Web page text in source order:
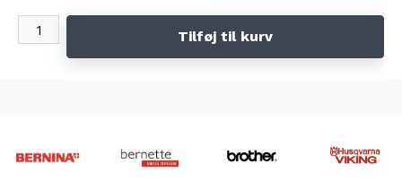
Tilføj til kurv